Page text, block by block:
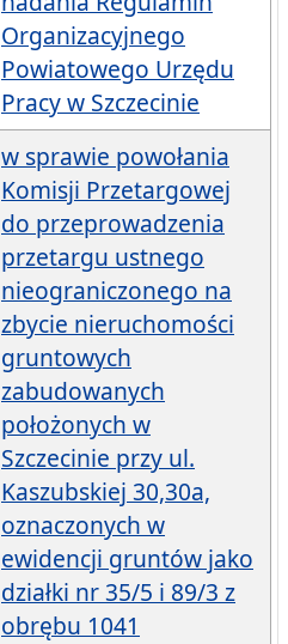
Organizacyjnego
Powiatowego Urzędu
Pracy w Szczecinie
w sprawie powołania
Komisji Przetargowej
do przeprowadzenia
przetargu ustnego
nieograniczonego na
zbycie nieruchomości
gruntowych
zabudowanych
położonych w
Szczecinie przy ul.
Kaszubskiej 30,30a,
oznaczonych w
ewidencji gruntów jako
działki nr 35/5 i 89/3 z
obrębu 1041